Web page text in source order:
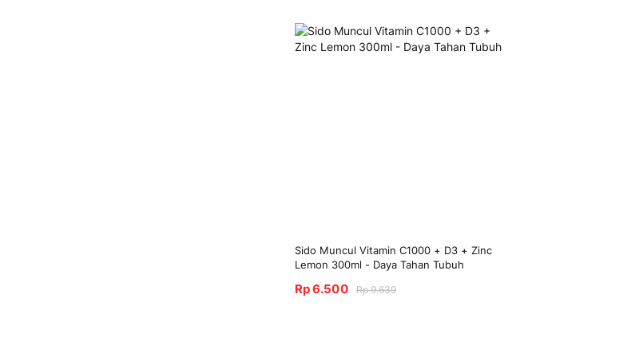
Sido Muncul Vitamin C1000 + D3 + Zinc
Lemon 300ml - Daya Tahan Tubuh
Rp 6.500 Rp 9.639